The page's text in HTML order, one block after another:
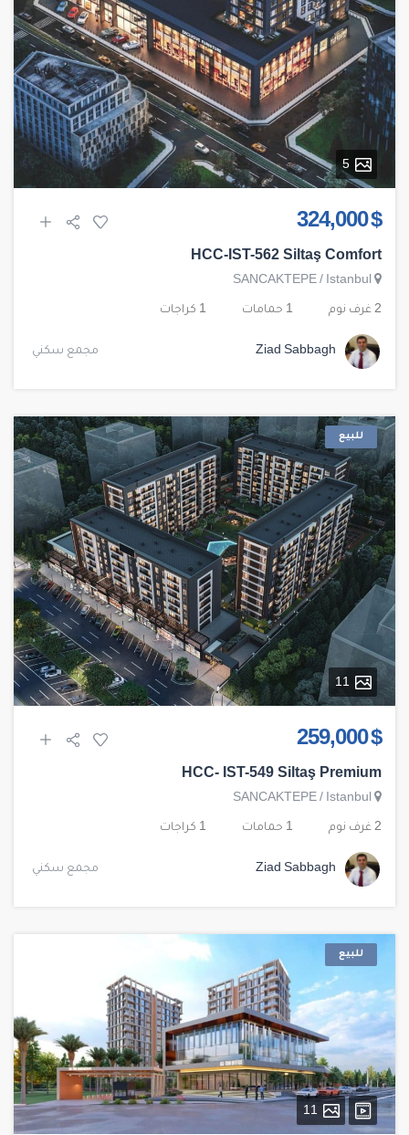
5
$ 324,000
HCC-IST-562 Siltaş Comfort
SANCAKTEPE / Istanbul
2 غرف نوم 1 حمامات 1 كراجات
Ziad Sabbagh مجمع سكني
للبيع
11
$ 259,000
HCC- IST-549 Siltaş Premium
SANCAKTEPE / Istanbul
2 غرف نوم 1 حمامات 1 كراجات
Ziad Sabbagh مجمع سكني
للبيع
11